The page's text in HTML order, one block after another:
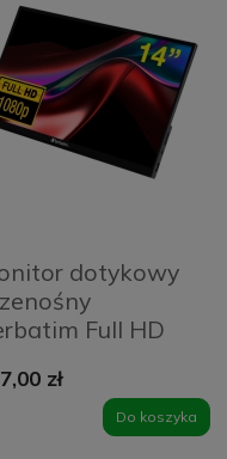
dotykowy
Full HD
zł
Do koszyka